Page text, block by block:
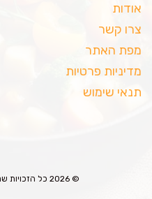
אודות
צרו קשר
מפת האתר
מדיניות פרטיות
תנאי שימוש
© 2026 כל הזכויות שמורות לטעמים מבית אמא